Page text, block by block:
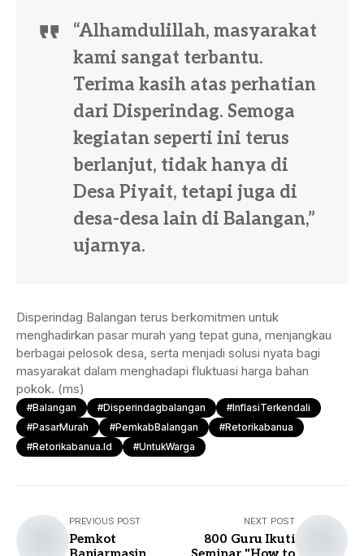
“Alhamdulillah, masyarakat
kami sangat terbantu.
Terima kasih atas perhatian
dari Disperindag. Semoga
kegiatan seperti ini terus
berlanjut, tidak hanya di
Desa Piyait, tetapi juga di
desa-desa lain di Balangan,”
ujarnya.
Disperindag Balangan terus berkomitmen untuk
menghadirkan pasar murah yang tepat guna, menjangkau
berbagai pelosok desa, serta menjadi solusi nyata bagi
masyarakat dalam menghadapi fluktuasi harga bahan
pokok. (ms)
#balangan #disperindagbalangan
#InflasiTerkendali
#PasarMurah
#PemkabBalangan
#retorikabanua
#retorikabanua.id
#UntukWarga
PREVIOUS POST
Pemkot
NEXT POST
800 Guru Ikuti